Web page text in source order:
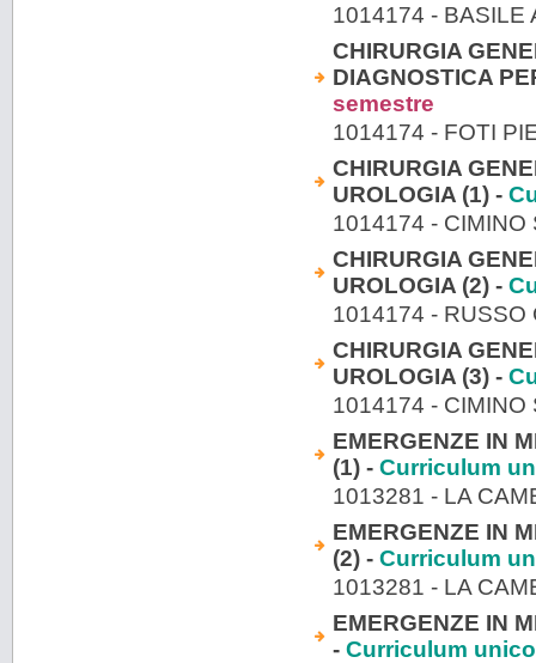
1014174 - BASILE
CHIRURGIA
DIAGNOSTICA
semestre
1014174 - FOTI
CHIRURGIA
UROLOGIA (1) -
1014174 - CIMINO
CHIRURGIA
UROLOGIA (2) -
1014174 - RUSSO
CHIRURGIA
UROLOGIA (3) -
1014174 - CIMINO
EMERGENZE IN
(1) - Curriculum
1013281 - LA
EMERGENZE IN
(2) - Curriculum
1013281 - LA
EMERGENZE IN
- Curriculum unico